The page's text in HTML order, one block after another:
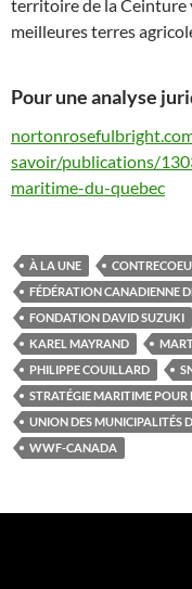
territoire de la Ceinture
meilleures terres
Pour une analyse
savoir/publications/
maritime-du-quebec
À LA UNE
FÉDÉRATION CANADIENNE
FONDATION DAVID SUZUKI
KAREL MAYRAND
PHILIPPE COUILLARD
STRATÉGIE MARITIME POUR
UNION DES MUNICIPALITÉS
WWF-CANADA